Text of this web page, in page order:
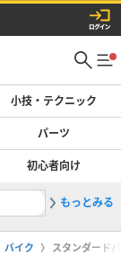
小技・テクニック
パーツ
初心者向け
2最強マ
もっとみる
バイク スタンダード